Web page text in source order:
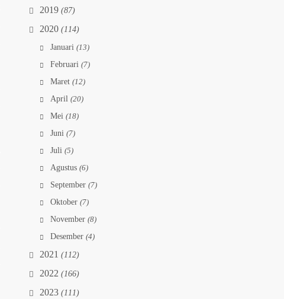
2019(87)
2020(114)
Januari(13)
Februari(7)
Maret(12)
April(20)
Mei(18)
Juni(7)
Juli(5)
Agustus(6)
September(7)
Oktober(7)
November(8)
Desember(4)
2021(112)
2022(166)
2023(111)